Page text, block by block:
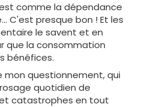
comme la dépendance
C'est presque bon ! Et les
le savent et en
que la consommation
bénéfices.
mon questionnement, qui
quotidien de
catastrophes en tout